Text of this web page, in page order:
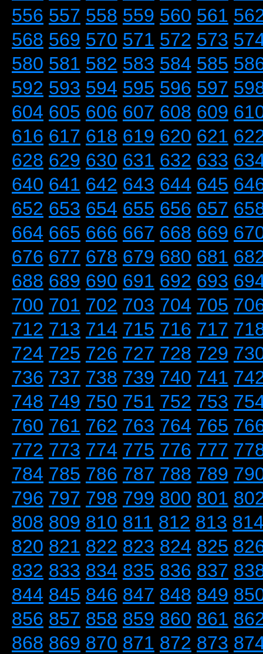
556 557 558 559 560 561
568 569 570 571 572 573
580 581 582 583 584 585
592 593 594 595 596 597
604 605 606 607 608 609
616 617 618 619 620 621
628 629 630 631 632 633
640 641 642 643 644 645
652 653 654 655 656 657
664 665 666 667 668 669
676 677 678 679 680 681
688 689 690 691 692 693
700 701 702 703 704 705
712 713 714 715 716 717
724 725 726 727 728 729
736 737 738 739 740 741
748 749 750 751 752 753
760 761 762 763 764 765
772 773 774 775 776 777
784 785 786 787 788 789
796 797 798 799 800 801
808 809 810 811 812 813
820 821 822 823 824 825
832 833 834 835 836 837
844 845 846 847 848 849
856 857 858 859 860 861
868 869 870 871 872 873